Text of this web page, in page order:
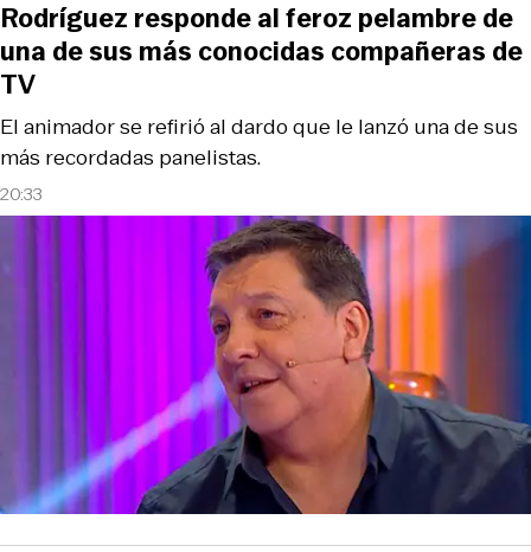
20:33
El animador se refirió al dardo que le lanzó una de sus
más recordadas panelistas.
Rodríguez responde al feroz pelambre de
una de sus más conocidas compañeras de
TV